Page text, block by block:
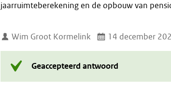
jaarruimteberekening en de opbouw van
Wim Groot Kormelink 14 december
Geaccepteerd antwoord